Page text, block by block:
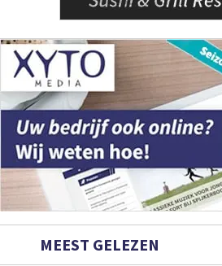
MEEST GELEZEN